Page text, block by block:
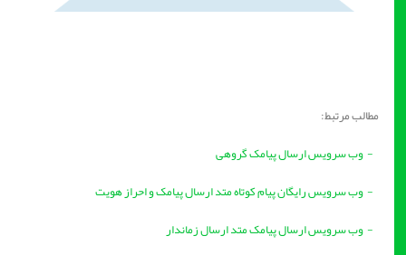
مطالب مرتبط:
- وب سرویس ارسال پیامک گروهی
- وب سرویس رایگان پیام کوتاه متد ارسال پیامک و احراز هویت
- وب سرویس ارسال پیامک متد ارسال زماندار